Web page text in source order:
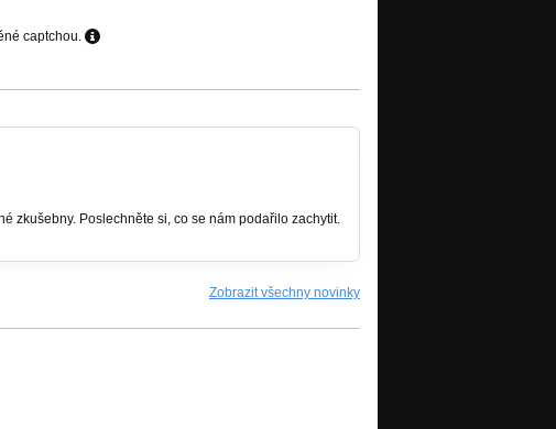
captchou.
zkušebny. Poslechněte si, co se nám podařilo zachytit.
Zobrazit všechny novinky